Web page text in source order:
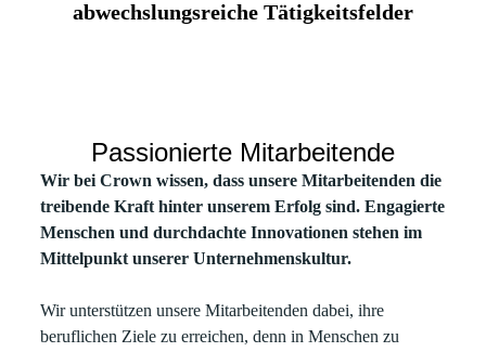
abwechslungsreiche Tätigkeitsfelder
Passionierte Mitarbeitende
Wir bei Crown wissen, dass unsere Mitarbeitenden die
treibende Kraft hinter unserem Erfolg sind. Engagierte
Menschen und durchdachte Innovationen stehen im
Mittelpunkt unserer Unternehmenskultur.
Wir unterstützen unsere Mitarbeitenden dabei, ihre
beruflichen Ziele zu erreichen, denn in Menschen zu